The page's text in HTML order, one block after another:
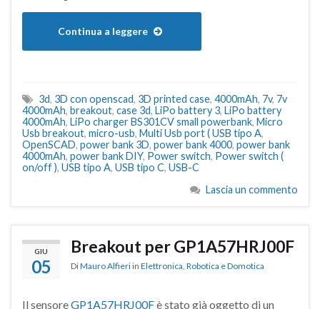
Continua a leggere
3d, 3D con openscad, 3D printed case, 4000mAh, 7v, 7v
4000mAh, breakout, case 3d, LiPo battery 3, LiPo battery
4000mAh, LiPo charger BS301CV small powerbank, Micro
Usb breakout, micro-usb, Multi Usb port ( USB tipo A,
OpenSCAD, power bank 3D, power bank 4000, power bank
4000mAh, power bank DIY, Power switch, Power switch (
on/off ), USB tipo A, USB tipo C, USB-C
Lascia un commento
GIU
05
Breakout per GP1A57HRJ00F
DiMauro Alfieri in Elettronica Robotica e Domotica
Il sensoreGP1A57HRJ00Fè stato già oggetto di un